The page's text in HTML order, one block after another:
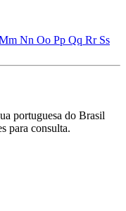
Nn Oo Pp Qq Rr Ss
portuguesa do Brasil
para consulta.